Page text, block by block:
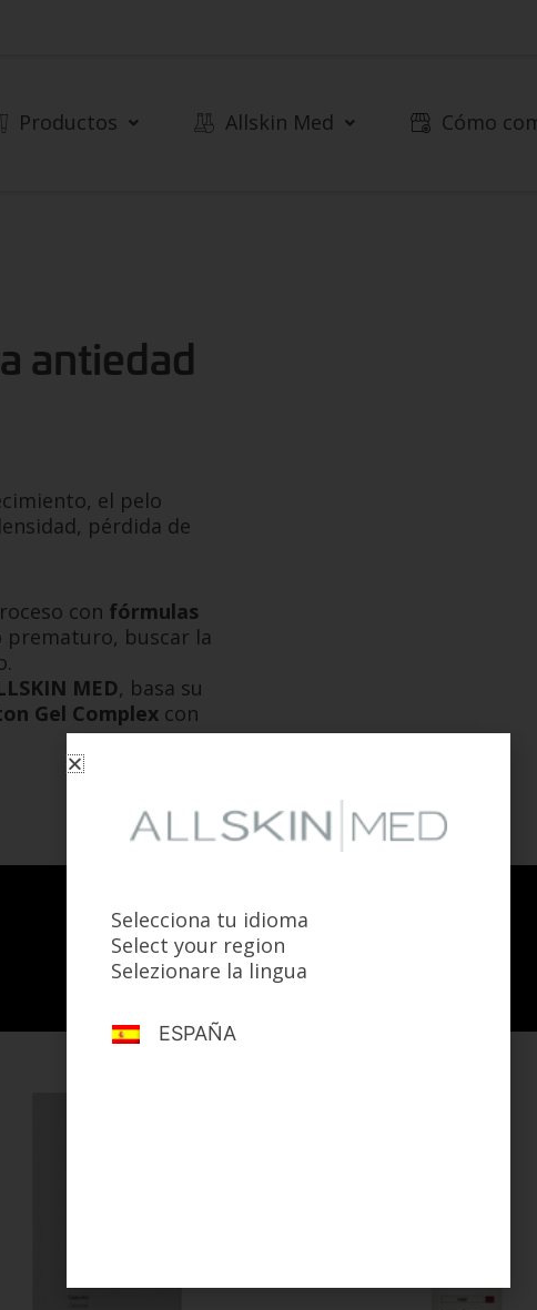
Productos Allskin Med Cómo
antiedad
el pelo
pérdida de
con fórmulas
buscar la
MED, basa su
Gel Complex con
Selecciona tu idioma
Select your region
Selezionare la lingua
ESPAÑA